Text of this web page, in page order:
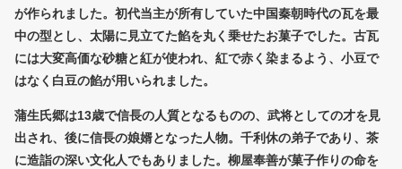
が作られました。初代当主が所有していた中国秦朝時代の瓦を最
中の型とし、太陽に見立てた餡を丸く乗せたお菓子でした。古瓦
には大変高価な砂糖と紅が使われ、紅で赤く染まるよう、小豆で
はなく白豆の餡が用いられました。
蒲生氏郷は13歳で信長の人質となるものの、武将としての才を見
出され、後に信長の娘婿となった人物。千利休の弟子であり、茶
に造詣の深い文化人でもありました。柳屋奉善が菓子作りの命を